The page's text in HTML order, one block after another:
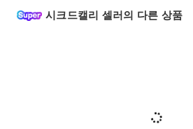
시크드캘리 셀러의 다른 상품